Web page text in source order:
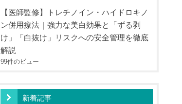
【医師監修】トレチノイン・ハイドロキノ
ン併用療法｜強力な美白効果と「ずる剥
け」「白抜け」リスクへの安全管理を徹底
解説
99件のビュー
新着記事